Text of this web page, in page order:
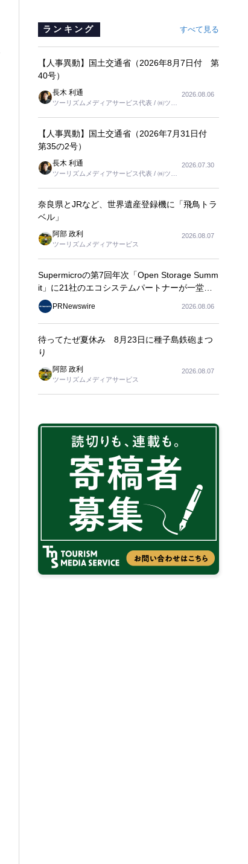
ランキング すべて見る
【人事異動】国土交通省（2026年8月7日付 第
40号）
長木 利通
ツーリズムメディアサービス代表 / ㈱ツー
2026.08.06
【人事異動】国土交通省（2026年7月31日付
第35の2号）
長木 利通
ツーリズムメディアサービス代表 / ㈱ツー
2026.07.30
奈良県とJRなど、世界遺産登録機に「飛鳥トラ
ベル」
阿部 政利
ツーリズムメディアサービス
2026.08.07
Supermicroの第7回年次「Open Storage Summ
it」に21社のエコシステムパートナーが一堂に
会し、エンタープライズAIの大規模導入に関す
る実践的なガイダンスを共有
PRNewswire 2026.08.06
待ってたぜ夏休み 8月23日に種子島鉄砲まつ
り
阿部 政利
ツーリズムメディアサービス
2026.08.07